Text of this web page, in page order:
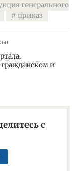
генерального
приказ
и
с